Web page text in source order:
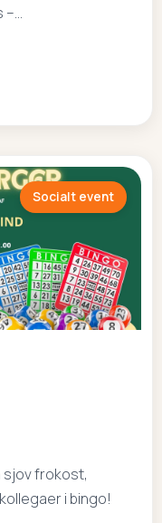
–…
Socialt event
sjov frokost,
i bingo!